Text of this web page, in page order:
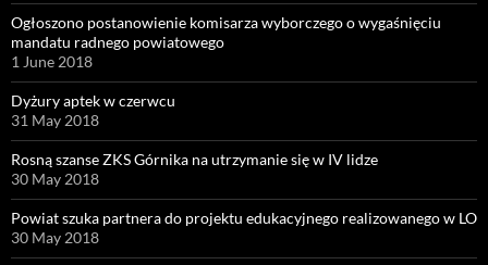
Ogłoszono postanowienie komisarza wyborczego o wygaśnięciu
mandatu radnego powiatowego
1 June 2018
Dyżury aptek w czerwcu
31 May 2018
Rosną szanse ZKS Górnika na utrzymanie się w IV lidze
30 May 2018
Powiat szuka partnera do projektu edukacyjnego realizowanego w LO
30 May 2018